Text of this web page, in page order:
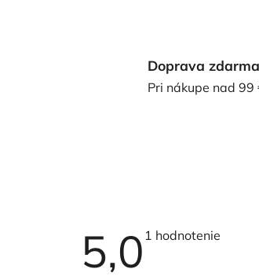
Doprava zdarma
Pri nákupe nad 99
5,0 Priemerné
1 hodnotenie